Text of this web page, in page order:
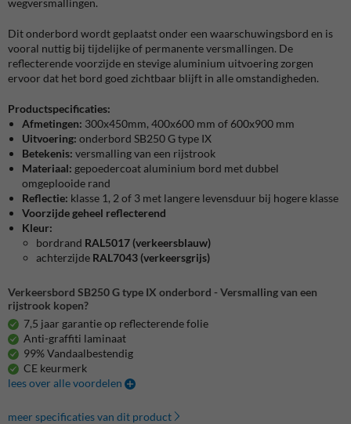
wegversmallingen.
Dit onderbord wordt geplaatst onder een waarschuwingsbord en is
vooral nuttig bij tijdelijke of permanente versmallingen. De
reflecterende voorzijde en stevige aluminium uitvoering zorgen
ervoor dat het bord goed zichtbaar blijft in alle omstandigheden.
Productspecificaties:
Afmetingen: 300x450mm, 400x600 mm of 600x900 mm
Uitvoering: onderbord SB250 G type IX
Betekenis: versmalling van een rijstrook
Materiaal: gepoedercoat aluminium bord met dubbel
omgeplooide rand
Reflectie: klasse 1, 2 of 3 met langere levensduur bij hogere klasse
Voorzijde geheel reflecterend
Kleur:
bordrand RAL5017 (verkeersblauw)
achterzijde RAL7043 (verkeersgrijs)
Verkeersbord SB250 G type IX onderbord - Versmalling van een
rijstrook kopen?
7,5 jaar garantie op reflecterende folie
Anti-graffiti laminaat
99% Vandaalbestendig
CE keurmerk
lees over alle voordelen
meer specificaties van dit product